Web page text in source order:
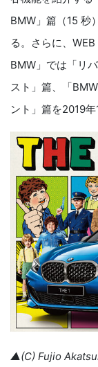
BMW」篇（15 秒
る。さらに、
BMW」では「リ
スト」篇、「
ント」篇を2019
▲(C) Fujio